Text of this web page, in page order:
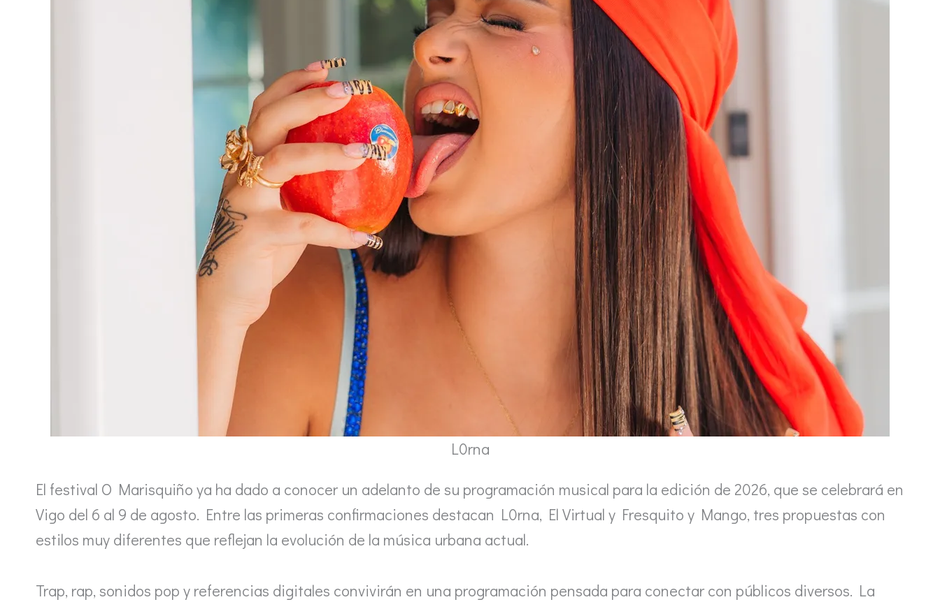
L0rna
El festival O Marisquiño ya ha dado a conocer un adelanto de su programación musical para la edición de 2026, que se celebrará en
Vigo del 6 al 9 de agosto. Entre las primeras confirmaciones destacan L0rna, El Virtual y Fresquito y Mango, tres propuestas con
estilos muy diferentes que reflejan la evolución de la música urbana actual.
Trap, rap, sonidos pop y referencias digitales convivirán en una programación pensada para conectar con públicos diversos. La